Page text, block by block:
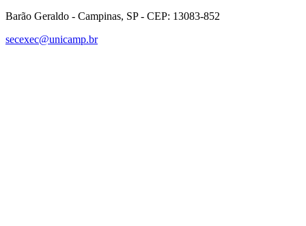
Barão Geraldo - Campinas, SP - CEP: 13083-852
secexec@unicamp.br